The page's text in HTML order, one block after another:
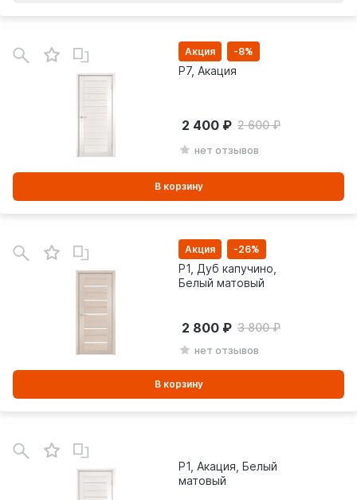
Акция -8%
P7, Акация
нет отзывов
2 400 2 600
В корзину
Акция -26%
P1, Дуб капучино,
Белый матовый
нет отзывов
2 800 3 800
В корзину
P1, Акация, Белый
матовый